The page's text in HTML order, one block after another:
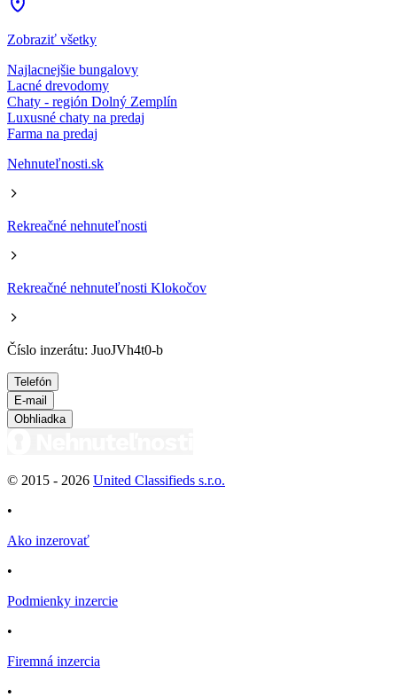
Zobraziť všetky
Najlacnejšie bungalovy
Lacné drevodomy
Chaty - región Dolný Zemplín
Luxusné chaty na predaj
Farma na predaj
Nehnuteľnosti.sk
Rekreačné nehnuteľnosti
Rekreačné nehnuteľnosti Klokočov
Číslo inzerátu: JuoJVh4t0-b
Telefón
E-mail
Obhliadka
© 2015 - 2026 United Classifieds s.r.o.
•
Ako inzerovať
•
Podmienky inzercie
•
Firemná inzercia
•